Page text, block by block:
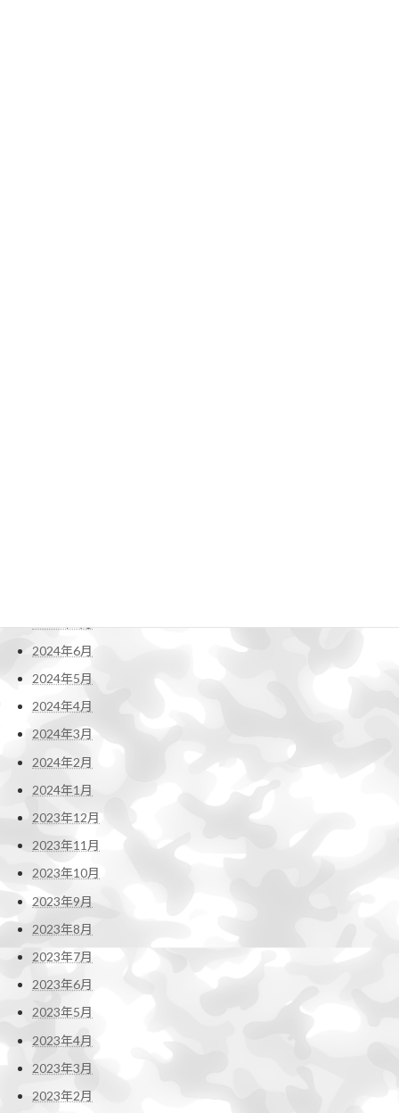
2024年6月
2024年5月
2024年4月
2024年3月
2024年2月
2024年1月
2023年12月
2023年11月
2023年10月
2023年9月
2023年8月
2023年7月
2023年6月
2023年5月
2023年4月
2023年3月
2023年2月